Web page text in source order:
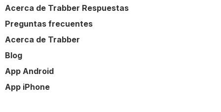
Acerca de Trabber Respuestas
Preguntas frecuentes
Acerca de Trabber
Blog
App Android
App iPhone